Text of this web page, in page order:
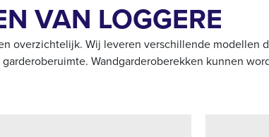
VAN LOGGERE
overzichtelijk. Wij leveren verschillende modellen
Wandgarderoberekken kunnen